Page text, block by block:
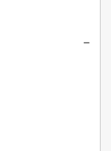
remove